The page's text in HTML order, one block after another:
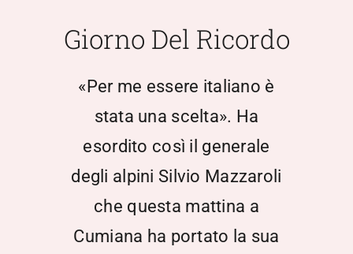
Open Day
Giorno Del Ricordo
«Per me essere italiano è
stata una scelta». Ha
esordito così il generale
degli alpini Silvio Mazzaroli
che questa mattina a
Cumiana ha portato la sua